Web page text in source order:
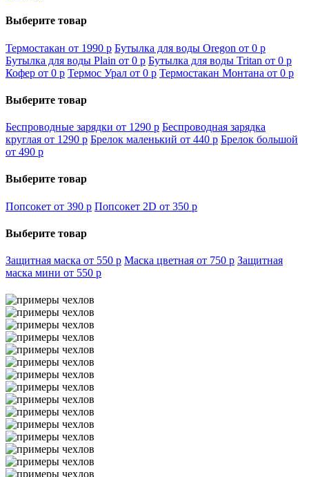
Выберите товар
Термостакан от 1990 p Бутылка для воды Oregon от 0 p
Бутылка для воды Plain от 0 p Бутылка для воды Tritan от 0 p
Кофер от 0 p Термос Урал от 0 p Термостакан Монтана от 0 p
Выберите товар
Беспроводные зарядки от 1290 p Беспроводная зарядка
круглая от 1290 p Брелок маленький от 440 p Брелок большой
от 490 p
Выберите товар
Попсокет от 390 p Попсокет 2D от 350 p
Выберите товар
Защитная маска от 550 p Маска цветная от 750 p Защитная
маска мини от 550 p